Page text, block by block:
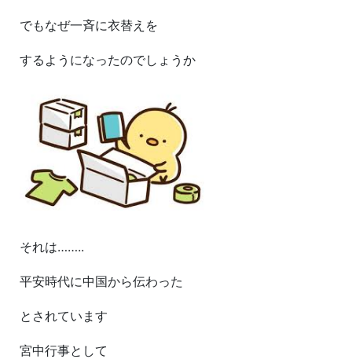
でもなぜ一斉に衣替えを
するようになったのでしょうか
それは……..
平安時代に中国から伝わった
とされています
宮中行事として